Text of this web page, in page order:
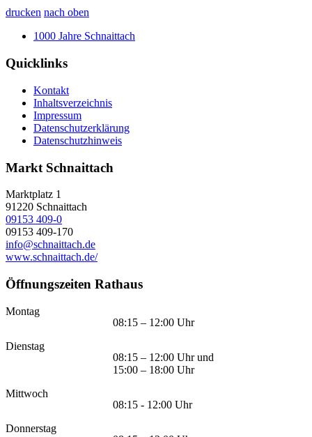
drucken nach oben
1000 Jahre Schnaittach
Quicklinks
Kontakt
Inhaltsverzeichnis
Impressum
Datenschutzerklärung
Datenschutzhinweis
Markt Schnaittach
Marktplatz 1
91220 Schnaittach
09153 409-0
09153 409-170
info@schnaittach.de
www.schnaittach.de/
Öffnungszeiten Rathaus
Montag
08:15 – 12:00 Uhr
Dienstag
08:15 – 12:00 Uhr und
15:00 – 18:00 Uhr
Mittwoch
08:15 - 12:00 Uhr
Donnerstag